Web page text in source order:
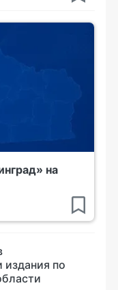
на
по